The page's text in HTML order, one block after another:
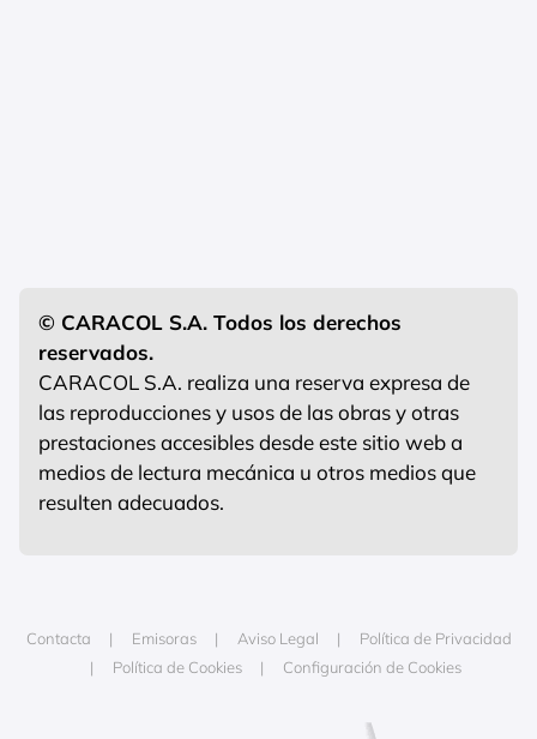
© CARACOL S.A. Todos los derechos
reservados.
CARACOL S.A. realiza una reserva expresa de
las reproducciones y usos de las obras y otras
prestaciones accesibles desde este sitio web a
medios de lectura mecánica u otros medios que
resulten adecuados.
Contacta Emisoras Aviso Legal
Política de Privacidad
Política de Cookies
Configuración de Cookies